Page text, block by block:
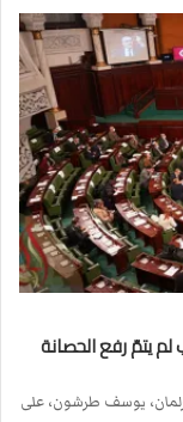
لم يتمّ رفع الحصانة
يوسف طرشون، على